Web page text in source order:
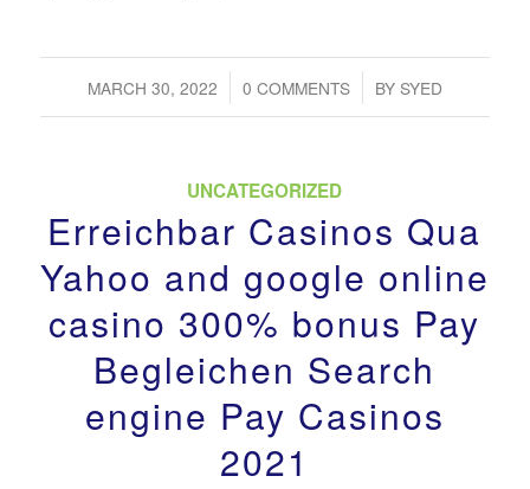
MARCH 30, 2022
/ 0 COMMENTS
/ BY SYED
UNCATEGORIZED
Erreichbar Casinos Qua
Yahoo and google online
casino 300% bonus Pay
Begleichen Search
engine Pay Casinos
2021